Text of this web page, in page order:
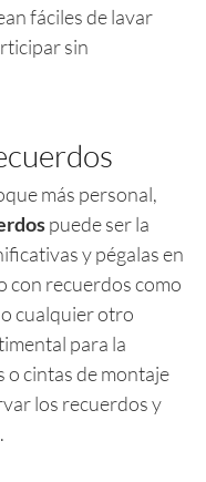
fáciles de lavar
sin
más personal,
puede ser la
y pégalas en
con recuerdos como
cualquier otro
para la
o cintas de montaje
los recuerdos y